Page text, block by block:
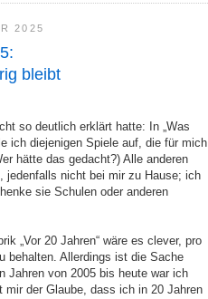
2025
bleibt
so deutlich erklärt hatte: In „Was
ich diejenigen Spiele auf, die für mich
hätte das gedacht?) Alle anderen
jedenfalls nicht bei mir zu Hause; ich
sie Schulen oder anderen
„Vor 20 Jahren“ wäre es clever, pro
behalten. Allerdings ist die Sache
Jahren von 2005 bis heute war ich
der Glaube, dass ich in 20 Jahren